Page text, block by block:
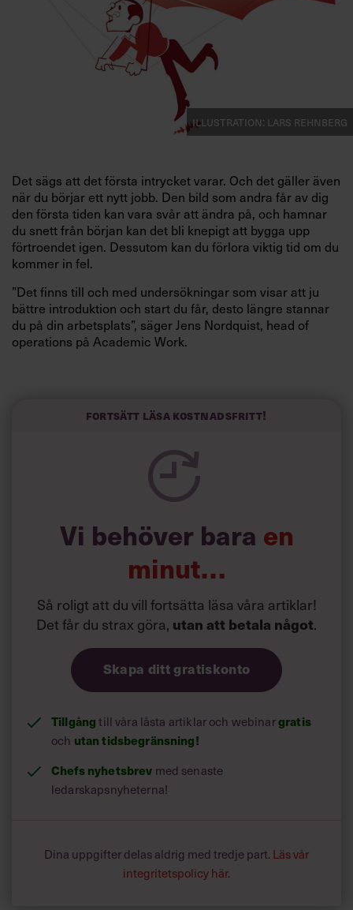
Logga in
Prenumerera
Illustration: Lars Rehnberg
Det sägs att det första intrycket varar. Och det gäller även
när du börjar ett nytt jobb. Den bild som andra får av dig
den första tiden kan vara svår att ändra på, och hamnar
du snett från början kan det bli knepigt att bygga upp
förtroendet igen. Dessutom kan du förlora viktig tid om du
kommer in fel.
”Det finns till och med undersökningar som visar att ju
bättre introduktion och start du får, desto längre stannar
du på din arbetsplats”, säger Jens Nordquist, head of
operations på Academic Work.
förväntningar finns det? Vad behöver du lära dig om
verksamheten? Sitt inte och vänta på att han eller hon ska
kontakta dig, utan ta det initiativet själv. Min uppfattning
är att det brukar vara väldigt uppskattat.”
på ett nytt jobb:
Fortsätt läsa kostnadsfritt!
Vi behöver bara en
minut…
Så roligt att du vill fortsätta läsa våra artiklar!
Det får du strax göra, utan att betala något.
Skapa ditt gratiskonto
Tillgångtill våra låsta artiklar och webinargratis
och utan tidsbegränsning!
Chefs nyhetsbrev med senaste
ledarskapsnyheterna!
Dina uppgifter delas aldrig med tredje part. Läs vår
integritetspolicy här.